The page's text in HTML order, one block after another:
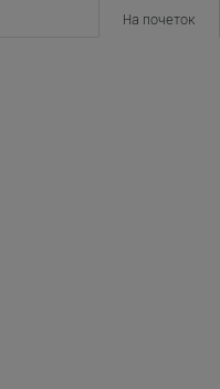
На почеток